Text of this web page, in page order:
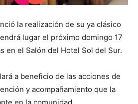
la realización de su ya clásico
lugar el próximo domingo 17
en el Salón del Hotel Sol del Sur.
a beneficio de las acciones de
y acompañamiento que la